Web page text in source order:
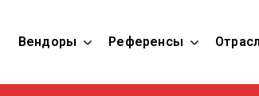
Вендоры Референсы